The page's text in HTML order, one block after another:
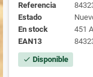
Referencia
Estado
En stock
451
EAN13
check Disponible